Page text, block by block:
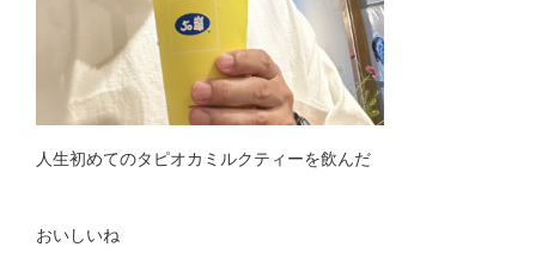
人生初めてのタピオカミルクティーを飲んだ
おいしいね